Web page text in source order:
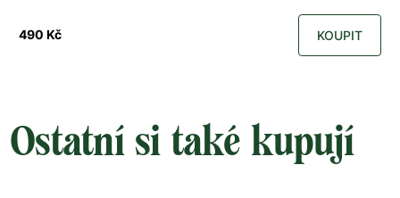
490 Kč KOUPIT
Ostatní si také kupují